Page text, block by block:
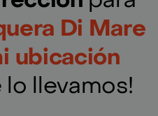
Di Mare
ubicación
lo llevamos!